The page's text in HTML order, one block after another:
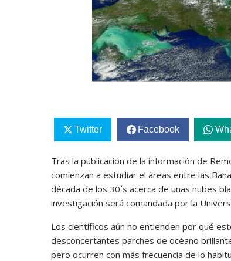
Twitter Facebook
Tras la publicación de la información de
comienzan a estudiar el áreas entre las
década de los 30´s acerca de unas nubes
investigación será comandada por la
Los científicos aún no entienden por qué
desconcertantes parches de océano
pero ocurren con más frecuencia de lo